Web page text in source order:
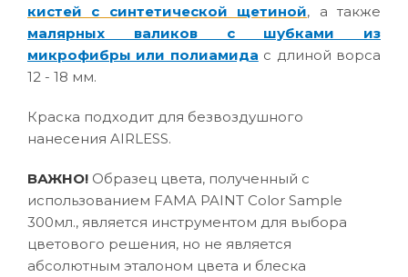
кистей с синтетической щетиной, а также
малярных валиков с шубками из
микрофибры или полиамида с длиной ворса
12 - 18 мм.
Краска подходит для безвоздушного
нанесения AIRLESS.
ВАЖНО! Образец цвета, полученный с
использованием FAMA PAINT Color Sample
300мл., является инструментом для выбора
цветового решения, но не является
абсолютным эталоном цвета и блеска